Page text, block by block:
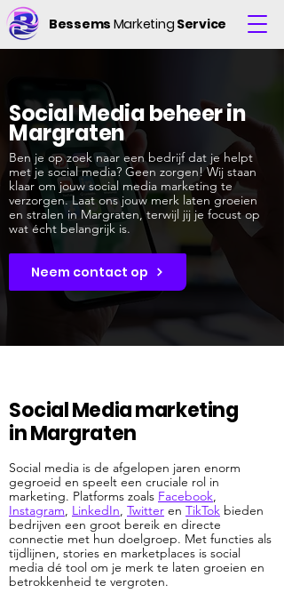
Bessems Marketing Service
Social Media beheer in
Margraten
Ben je op zoek naar een bedrijf dat je helpt
met je social media? Geen zorgen! Wij staan
klaar om jouw social media marketing te
verzorgen. Laat ons jouw merk laten groeien
en stralen in Margraten, terwijl jij je focust op
wat écht belangrijk is.
Neem contact op
Social Media marketing
in Margraten
Social media is de afgelopen jaren enorm
gegroeid en speelt een cruciale rol in
marketing. Platforms zoals Facebook,
Instagram, LinkedIn, Twitter en TikTok bieden
bedrijven een groot bereik en directe
connectie met hun doelgroep. Met functies als
tijdlijnen, stories en marketplaces is social
media dé tool om je merk te laten groeien en
betrokkenheid te vergroten.